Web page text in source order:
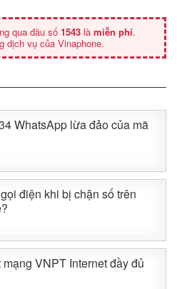
qua đầu số 1543 là miễn phí.
dịch vụ của Vinaphone.
WhatsApp lừa đảo của mã
điện khi bị chặn số trên
VNPT Internet đầy đủ